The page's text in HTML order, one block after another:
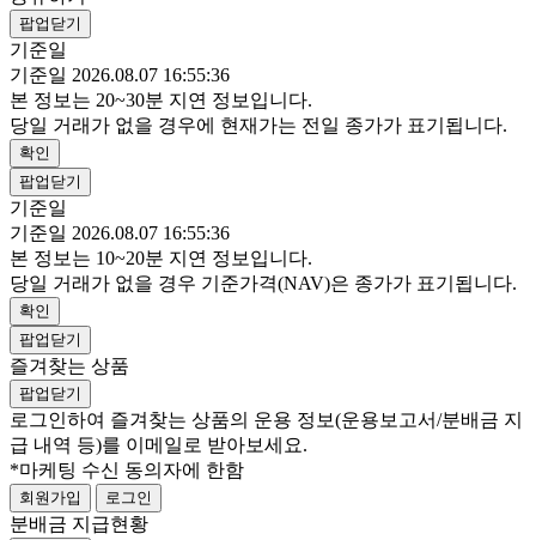
팝업닫기
기준일
기준일 2026.08.07 16:55:36
본 정보는 20~30분 지연 정보입니다.
당일 거래가 없을 경우에 현재가는 전일 종가가 표기됩니다.
확인
팝업닫기
기준일
기준일 2026.08.07 16:55:36
본 정보는 10~20분 지연 정보입니다.
당일 거래가 없을 경우 기준가격(NAV)은 종가가 표기됩니다.
확인
팝업닫기
즐겨찾는 상품
팝업닫기
로그인하여 즐겨찾는 상품의 운용 정보(운용보고서/분배금 지
급 내역 등)를 이메일로 받아보세요.
*마케팅 수신 동의자에 한함
회원가입 로그인
분배금 지급현황